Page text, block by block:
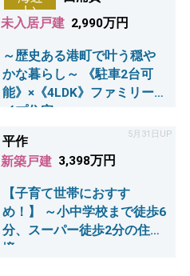
い
未入居戸建 2,990万円
～歴史ある港町で叶う穏や
かな暮らし～ 《駐車2台可
能》×《4LDK》ファミリータ
イプ住宅
5月31日UP
平作
新築戸建 3,398万円
【子育て世帯におすす
め！】 ～小中学校まで徒歩6
分、スーパー徒歩2分の住環
境♪～